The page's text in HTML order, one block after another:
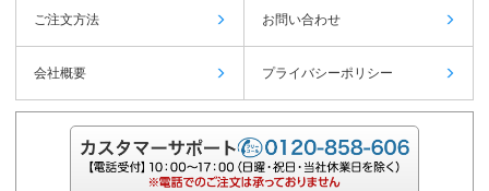
ご注文方法 お問い合わせ
会社概要 プライバシーポリシー